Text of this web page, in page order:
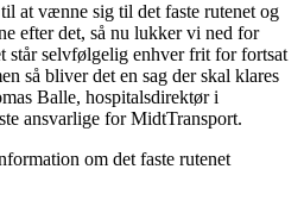
at vænne sig til det faste rutenet og
efter det, så nu lukker vi ned for
står selvfølgelig enhver frit for fortsat
så bliver det en sag der skal klares
Balle, hospitalsdirektør i
ansvarlige for MidtTransport.
om det faste rutenet